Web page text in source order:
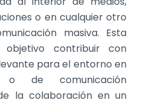
o en cualquier otro
masiva. Esta
contribuir con
para el entorno en
o de comunicación
la colaboración en un